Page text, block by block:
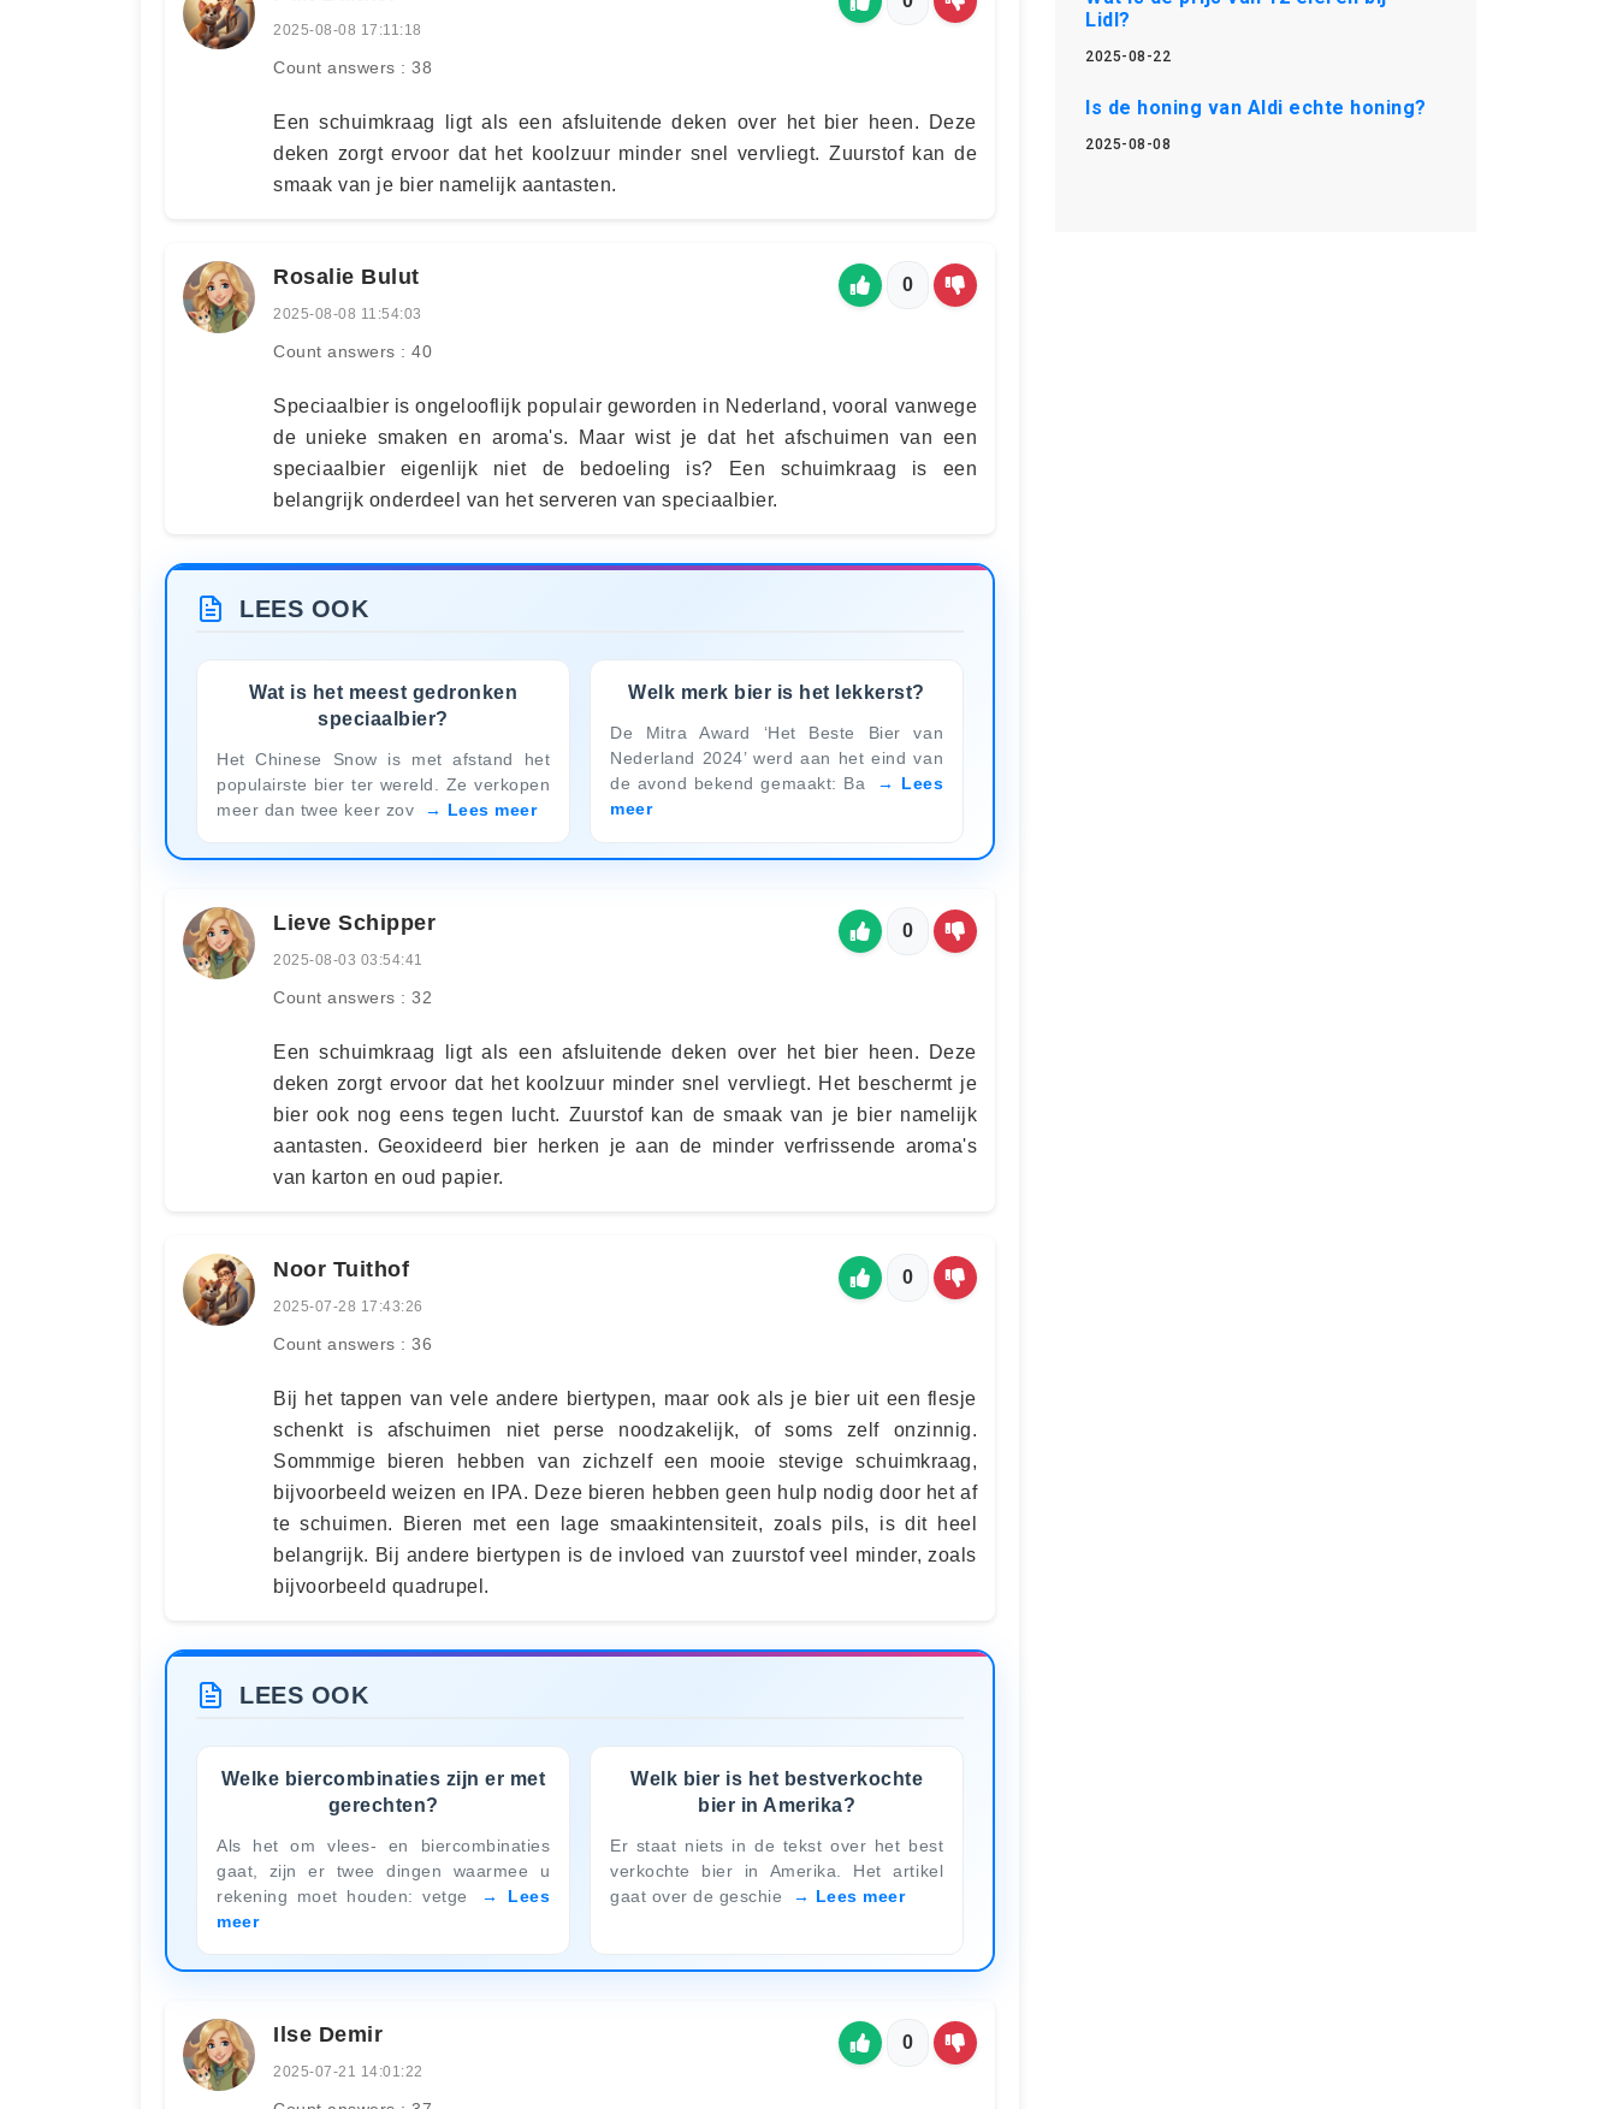
2025-08-08 17:11:18
Count answers : 38
Een schuimkraag ligt als een afsluitende deken over het bier heen. Deze
deken zorgt ervoor dat het koolzuur minder snel vervliegt. Zuurstof kan de
smaak van je bier namelijk aantasten.
Rosalie Bulut
2025-08-08 11:54:03
Count answers : 40
0
Speciaalbier is ongelooflijk populair geworden in Nederland, vooral vanwege
de unieke smaken en aroma's. Maar wist je dat het afschuimen van een
speciaalbier eigenlijk niet de bedoeling is? Een schuimkraag is een
belangrijk onderdeel van het serveren van speciaalbier.
LEES OOK
Wat is het meest gedronken
speciaalbier?
Het Chinese Snow is met afstand het
populairste bier ter wereld. Ze verkopen
meer dan twee keer zov
Lees meer
Welk merk bier is het lekkerst?
De Mitra Award ‘Het Beste Bier van
Nederland 2024’ werd aan het eind van
de avond bekend gemaakt: Ba
Lees
meer
Lieve Schipper
2025-08-03 03:54:41
Count answers : 32
0
Een schuimkraag ligt als een afsluitende deken over het bier heen. Deze
deken zorgt ervoor dat het koolzuur minder snel vervliegt. Het beschermt je
bier ook nog eens tegen lucht. Zuurstof kan de smaak van je bier namelijk
aantasten. Geoxideerd bier herken je aan de minder verfrissende aroma's
van karton en oud papier.
Noor Tuithof
2025-07-28 17:43:26
Count answers : 36
0
Bij het tappen van vele andere biertypen, maar ook als je bier uit een flesje
schenkt is afschuimen niet perse noodzakelijk, of soms zelf onzinnig.
Sommmige bieren hebben van zichzelf een mooie stevige schuimkraag,
bijvoorbeeld weizen en IPA. Deze bieren hebben geen hulp nodig door het af
te schuimen. Bieren met een lage smaakintensiteit, zoals pils, is dit heel
belangrijk. Bij andere biertypen is de invloed van zuurstof veel minder, zoals
bijvoorbeeld quadrupel.
LEES OOK
Welke biercombinaties zijn er met
gerechten?
Als het om vlees- en biercombinaties
gaat, zijn er twee dingen waarmee u
rekening moet houden: vetge
Lees
meer
Welk bier is het bestverkochte
bier in Amerika?
Er staat niets in de tekst over het best
verkochte bier in Amerika. Het artikel
gaat over de geschie
Lees meer
Ilse Demir
2025-07-21 14:01:22
0
Lidl?
2025-08-22
Is de honing van Aldi echte honing?
2025-08-08